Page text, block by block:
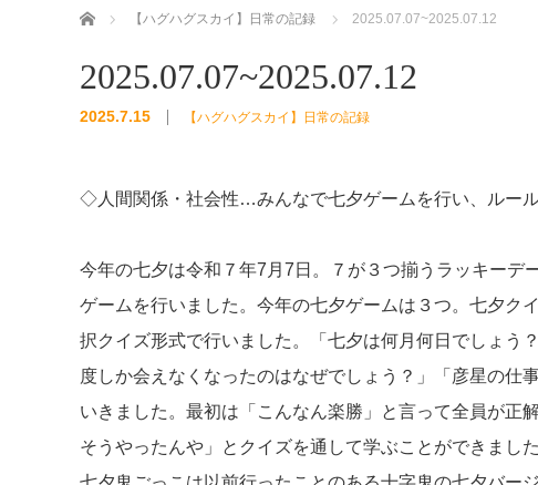
ホーム 【ハグハグスカイ】日常の記録 2025.07.07~2025.07.12
2025.07.07~2025.07.12
2025.7.15 【ハグハグスカイ】日常の記録
◇人間関係・社会性…みんなで七夕ゲームを行い、ルール
今年の七夕は令和７年7月7日。７が３つ揃うラッキーデ
ゲームを行いました。今年の七夕ゲームは３つ。七夕ク
択クイズ形式で行いました。「七夕は何月何日でしょう
度しか会えなくなったのはなぜでしょう？」「彦星の仕
いきました。最初は「こんなん楽勝」と言って全員が正
そうやったんや」とクイズを通して学ぶことができまし